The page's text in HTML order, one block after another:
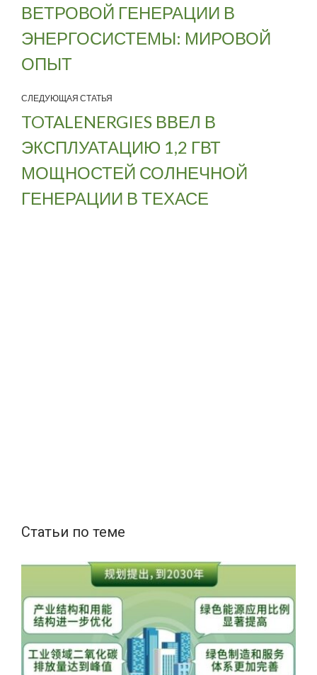
ВЕТРОВОЙ ГЕНЕРАЦИИ В
ЭНЕРГОСИСТЕМЫ: МИРОВОЙ
ОПЫТ
СЛЕДУЮЩАЯ СТАТЬЯ
TOTALENERGIES ВВЕЛ В
ЭКСПЛУАТАЦИЮ 1,2 ГВТ
МОЩНОСТЕЙ СОЛНЕЧНОЙ
ГЕНЕРАЦИИ В ТЕХАСЕ
Статьи по теме